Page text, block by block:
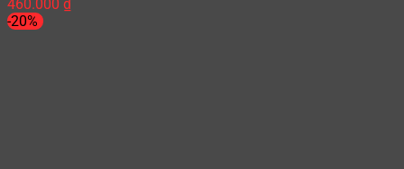
460.000 ₫
-20%